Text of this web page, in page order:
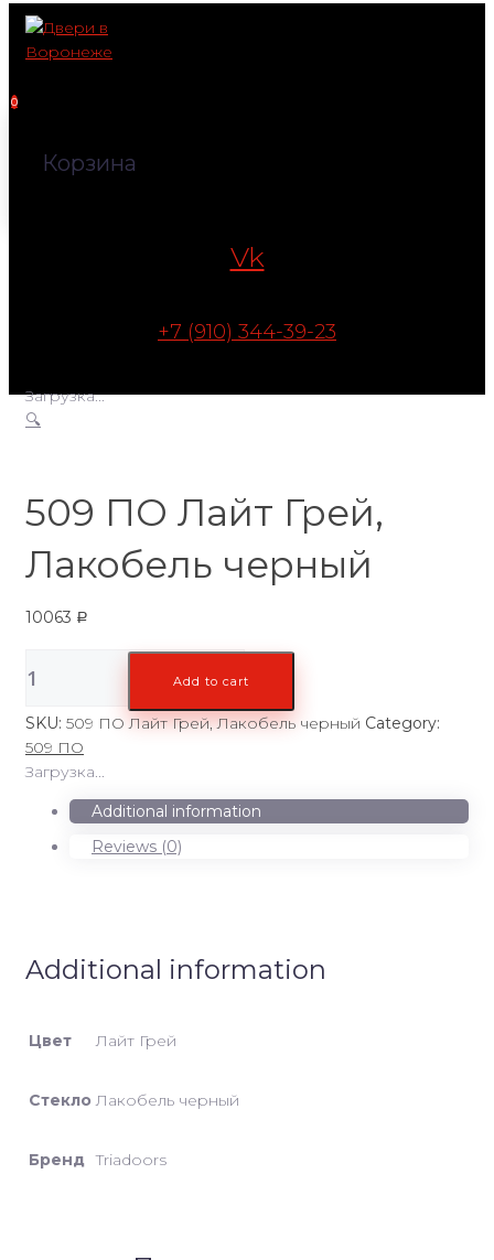
Перейти
контенту
0
Корзина
Vk
+7 (910) 344-39-23
Загрузка...
🔍
509 ПО Лайт Грей,
Лакобель черный
10063 Р
ПО
Грей,
Лакобель
черный
quantity
Add to cart
SKU: 509 ПО Лайт Грей, Лакобель черный Category:
509 ПО
Загрузка...
Additional information
Reviews (0)
Additional information
Цвет Лайт Грей
Стекло Лакобель черный
Бренд Triadoors